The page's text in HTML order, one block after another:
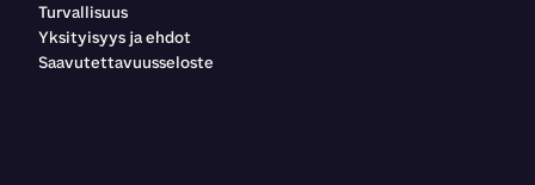
Turvallisuus
Yksityisyys ja ehdot
Saavutettavuusseloste